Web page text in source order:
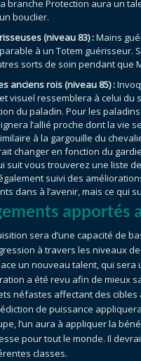
branche Protection aura un
bouclier.
(niveau 83) :Mains
à un Totem guérisseur.
sorts de soin pendant que
anciens rois (niveau 85) :
visuel ressemblera à celui
du paladin. Pour les
l’allié proche dont la vie
à la gargouille du
changer en fonction du
suit vous trouverez une liste
suivi des
dans à l’avenir, mais ce qui
apportés
sera d’une capacité de
à travers les niveaux
un nouveau talent, qui
a été revu afin de mieux
néfastes affectant des cibles
de puissance
l’un aura à appliquer la
pour tout le monde. Il
classes.